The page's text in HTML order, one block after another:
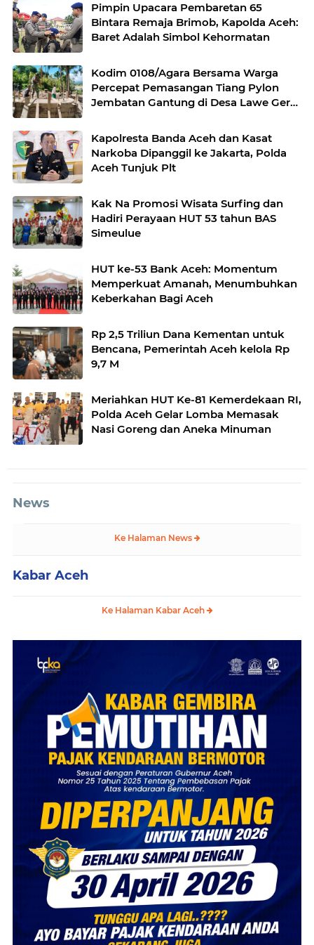
Pimpin Upacara Pembaretan 65
Bintara Remaja Brimob, Kapolda Aceh:
Baret Adalah Simbol Kehormatan
Kodim 0108/Agara Bersama Warga
Percepat Pemasangan Tiang Pylon
Jembatan Gantung di Desa Lawe Ger-
Kapolresta Banda Aceh dan Kasat
Narkoba Dipanggil ke Jakarta, Polda
Aceh Tunjuk Plt
Kak Na Promosi Wisata Surfing dan
Hadiri Perayaan HUT 53 tahun BAS
Simeulue
HUT ke-53 Bank Aceh: Momentum
Memperkuat Amanah, Menumbuhkan
Keberkahan Bagi Aceh
Rp 2,5 Triliun Dana Kementan untuk
Bencana, Pemerintah Aceh kelola Rp
9,7 M
Meriahkan HUT Ke-81 Kemerdekaan RI,
Polda Aceh Gelar Lomba Memasak
Nasi Goreng dan Aneka Minuman
News
Ke Halaman News
Kabar Aceh
Ke Halaman Kabar Aceh